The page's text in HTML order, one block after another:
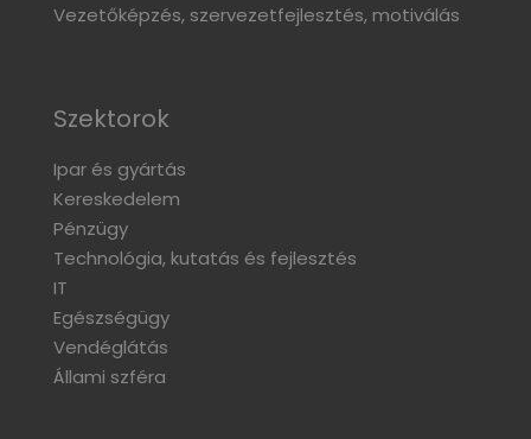
Vezetőképzés, szervezetfejlesztés, motiválás
Szektorok
Ipar és gyártás
Kereskedelem
Pénzügy
Technológia, kutatás és fejlesztés
IT
Egészségügy
Vendéglátás
Állami szféra